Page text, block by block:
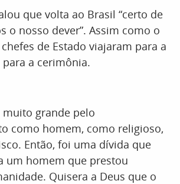
que volta ao Brasil “certo de
o nosso dever”. Assim como o
de Estado viajaram para a
a cerimônia.
muito grande pelo
como homem, como religioso,
Então, foi uma dívida que
um homem que prestou
Quisera a Deus que o